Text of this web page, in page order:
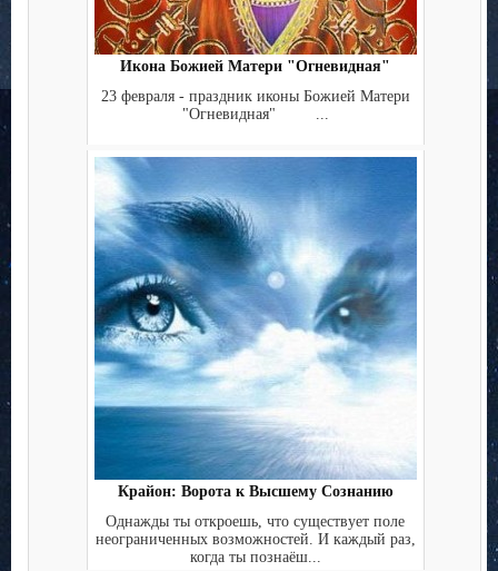
Икона Божией Матери "Огневидная"
23 февраля - праздник иконы Божией Матери
"Огневидная" ...
Крайон: Ворота к Высшему Сознанию
Однажды ты откроешь, что существует поле
неограниченных возможностей. И каждый раз,
когда ты познаёш...